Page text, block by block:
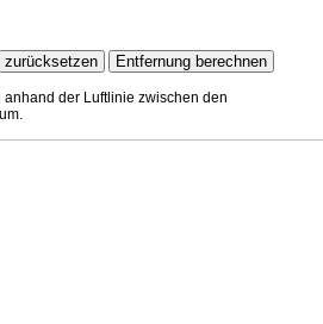
der Luftlinie zwischen den